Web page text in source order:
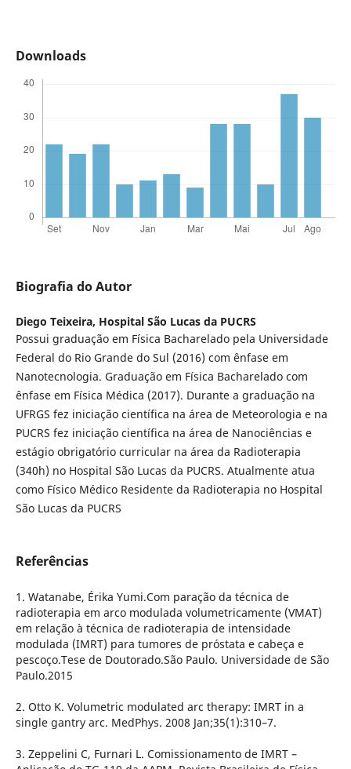
Downloads
Biografia do Autor
Diego Teixeira, Hospital São Lucas da PUCRS
Possui graduação em Física Bacharelado pela Universidade
Federal do Rio Grande do Sul (2016) com ênfase em
Nanotecnologia. Graduação em Física Bacharelado com
ênfase em Física Médica (2017). Durante a graduação na
UFRGS fez iniciação científica na área de Meteorologia e na
PUCRS fez iniciação científica na área de Nanociências e
estágio obrigatório curricular na área da Radioterapia
(340h) no Hospital São Lucas da PUCRS. Atualmente atua
como Físico Médico Residente da Radioterapia no Hospital
São Lucas da PUCRS
Referências
1. Watanabe, Érika Yumi.Com paração da técnica de
radioterapia em arco modulada volumetricamente (VMAT)
em relação à técnica de radioterapia de intensidade
modulada (IMRT) para tumores de próstata e cabeça e
pescoço.Tese de Doutorado.São Paulo. Universidade de São
Paulo.2015
2. Otto K. Volumetric modulated arc therapy: IMRT in a
single gantry arc. MedPhys. 2008 Jan;35(1):310–7.
3. Zeppelini C, Furnari L. Comissionamento de IMRT –